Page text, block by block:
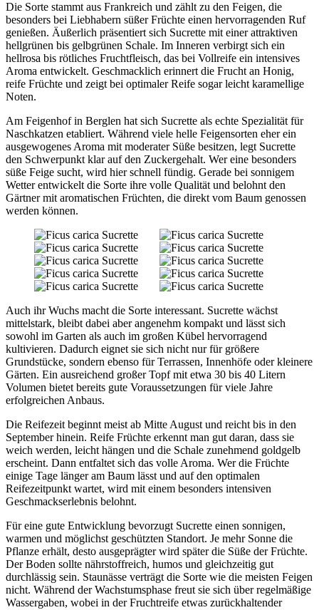
Die Sorte stammt aus Frankreich und zählt zu den Feigen, die
besonders bei Liebhabern süßer Früchte einen hervorragenden Ruf
genießen. Äußerlich präsentiert sich Sucrette mit einer attraktiven
hellgrünen bis gelbgrünen Schale. Im Inneren verbirgt sich ein
hellrosa bis rötliches Fruchtfleisch, das bei Vollreife ein intensives
Aroma entwickelt. Geschmacklich erinnert die Frucht an Honig,
reife Früchte und zeigt bei optimaler Reife sogar leicht karamellige
Noten.
Am Feigenhof in Berglen hat sich Sucrette als echte Spezialität für
Naschkatzen etabliert. Während viele helle Feigensorten eher ein
ausgewogenes Aroma mit moderater Süße besitzen, legt Sucrette
den Schwerpunkt klar auf den Zuckergehalt. Wer eine besonders
süße Feige sucht, wird hier schnell fündig. Gerade bei sonnigem
Wetter entwickelt die Sorte ihre volle Qualität und belohnt den
Gärtner mit aromatischen Früchten, die direkt vom Baum genossen
werden können.
Auch ihr Wuchs macht die Sorte interessant. Sucrette wächst
mittelstark, bleibt dabei aber angenehm kompakt und lässt sich
sowohl im Garten als auch im großen Kübel hervorragend
kultivieren. Dadurch eignet sie sich nicht nur für größere
Grundstücke, sondern ebenso für Terrassen, Innenhöfe oder kleinere
Gärten. Ein ausreichend großer Topf mit etwa 30 bis 40 Litern
Volumen bietet bereits gute Voraussetzungen für viele Jahre
erfolgreichen Anbaus.
Die Reifezeit beginnt meist ab Mitte August und reicht bis in den
September hinein. Reife Früchte erkennt man gut daran, dass sie
weich werden, leicht hängen und die Schale zunehmend goldgelb
erscheint. Dann entfaltet sich das volle Aroma. Wer die Früchte
einige Tage länger am Baum lässt und auf den optimalen
Reifezeitpunkt wartet, wird mit einem besonders intensiven
Geschmackserlebnis belohnt.
Für eine gute Entwicklung bevorzugt Sucrette einen sonnigen,
warmen und möglichst geschützten Standort. Je mehr Sonne die
Pflanze erhält, desto ausgeprägter wird später die Süße der Früchte.
Der Boden sollte nährstoffreich, humos und gleichzeitig gut
durchlässig sein. Staunässe verträgt die Sorte wie die meisten Feigen
nicht. Während der Wachstumsphase freut sie sich über regelmäßige
Wassergaben, wobei in der Fruchtreife etwas zurückhaltender